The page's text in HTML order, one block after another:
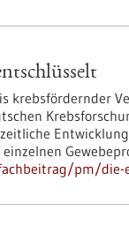
krebsfördernder
pm/die-